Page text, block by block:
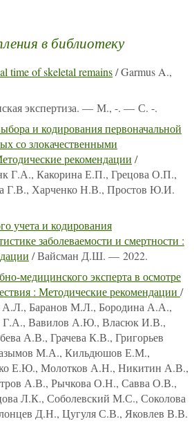
в библиотеку
time of skeletal remains/ Garmus A.,
экспертиза. — М., -. — С. -.
и кодирования первоначальной
со злокачественными
рекомендации /
Г.А., Какорина Е.П., Грецова О.П.,
Г.В., Харченко Н.В., Простов Ю.И.
учета и кодирования
заболеваемости и смертности :
/ Вайсман Д.Ш. — 2022.
медицинского эксперта в осмотре
: Методические рекомендации /
Баранов М.Л., Бородина А.А.,
Г.А., Вавилов А.Ю., Власюк И.В.,
А.В., Грачева К.В., Григорьев
М.А., Кильдюшов Е.М.,
Е.Ю., Молотков А.Н., Никитин А.В.,
А.В., Рычкова О.Н., Савва О.В.,
Л.К., Соболевский М.С., Соколова
Д.Н., Цугуля С.В., Яковлев В.В.